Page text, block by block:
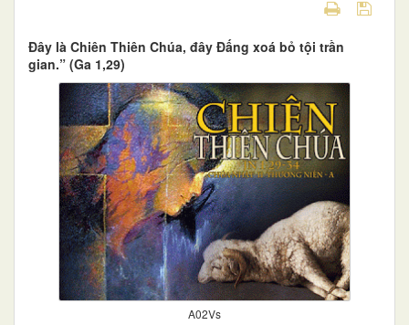
Đây là Chiên Thiên Chúa, đây Đấng xoá bỏ tội trần
gian.” (Ga 1,29)
A02Vs